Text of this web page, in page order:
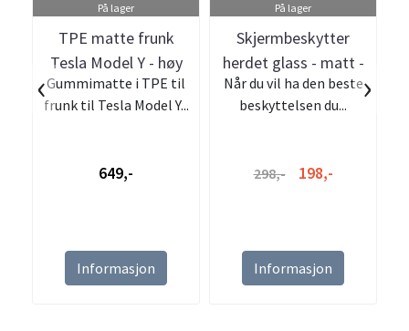
På lager
TPE matte frunk
Tesla Model Y - høy
kant
Gummimatte i TPE til
frunk til Tesla Model Y...
649,-
Informasjon
På lager
Skjermbeskytter
herdet glass - matt -
Tesla Model 3 & Y
Når du vil ha den beste
beskyttelsen du...
298,- 198,-
Informasjon
‹ ›